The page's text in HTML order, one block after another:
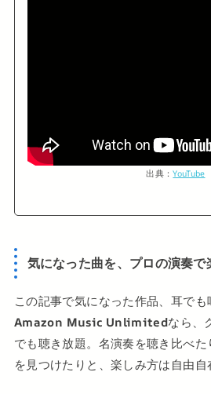
出典：YouTube
気になった曲を、プロの演奏で
この記事で気になった作品、耳でも
Amazon Music Unlimitedなら、
でも聴き放題。名演奏を聴き比べ
を見つけたりと、楽しみ方は自由自